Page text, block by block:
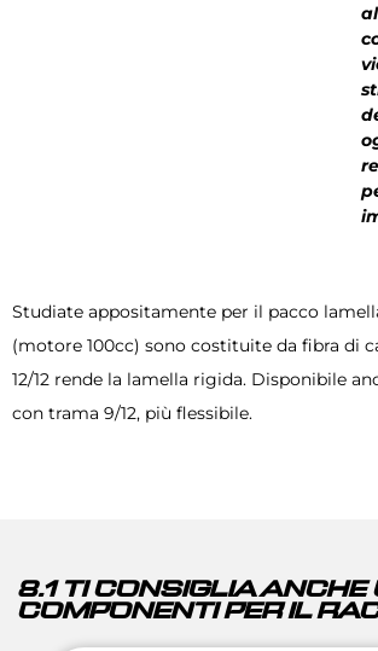
Studiate appositamente per il pacco
(motore 100cc) sono costituite da fibra di
12/12 rende la lamella rigida. Disponibile
con trama 9/12, più flessibile.
8.1 TI CONSIGLIA ANCHE
COMPONENTI PER IL